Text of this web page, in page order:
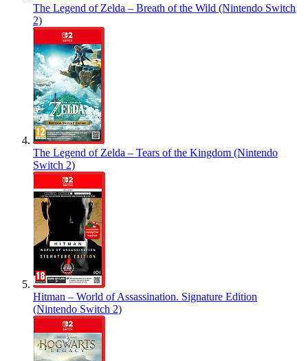
The Legend of Zelda – Breath of the Wild (Nintendo Switch
2)
The Legend of Zelda – Tears of the Kingdom (Nintendo
Switch 2)
Hitman – World of Assassination. Signature Edition
(Nintendo Switch 2)